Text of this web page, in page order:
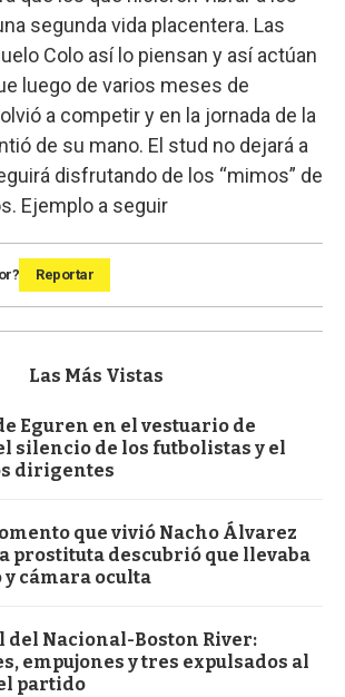
segunda vida placentera. Las
Colo así lo piensan y así actúan
luego de varios meses de
a competir y en la jornada de la
de su mano. El stud no dejará a
disfrutando de los “mimos” de
Ejemplo a seguir
Reportar
Las Más Vistas
Eguren en el vestuario de
silencio de los futbolistas y el
dirigentes
que vivió Nacho Álvarez
prostituta descubrió que llevaba
cámara oculta
del Nacional-Boston River:
empujones y tres expulsados al
partido